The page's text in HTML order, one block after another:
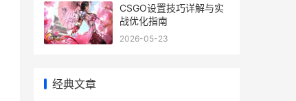
CSGO设置技巧详解与实
战优化指南
2026-05-23
经典文章